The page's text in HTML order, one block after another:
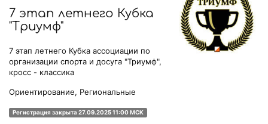
7 этап летнего Кубка
"Триумф"
7 этап летнего Кубка ассоциации по
организации спорта и досуга "Триумф",
кросс - классика
Ориентирование, Региональные
Регистрация закрыта 27.09.2025 11:00 МСК